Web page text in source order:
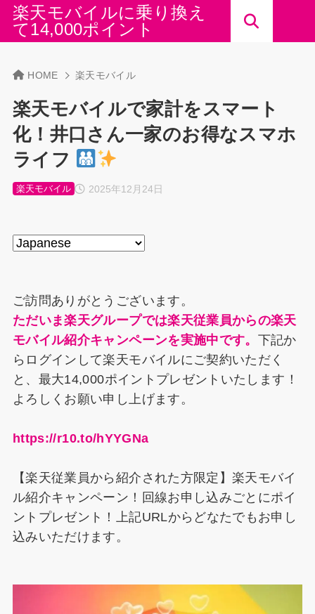
楽天モバイルに乗り換え
て14,000ポイント
HOME 楽天モバイル
楽天モバイルで家計をスマート
化！井口さん一家のお得なスマホ
ライフ
2025年12月24日
楽天モバイル
ご訪問ありがとうございます。
ただいま楽天グループでは楽天従業員からの楽天
モバイル紹介キャンペーンを実施中です。 下記か
らログインして楽天モバイルにご契約いただく
と、最大14,000ポイントプレゼントいたします！
よろしくお願い申し上げます。
https://r10.to/hYYGNa
【楽天従業員から紹介された方限定】楽天モバイ
ル紹介キャンペーン！回線お申し込みごとにポイ
ントプレゼント！上記URLからどなたでもお申し
込みいただけます。